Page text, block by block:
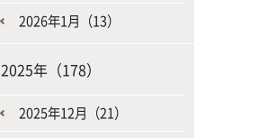
2026年1月（13）
2025年（178）
2025年12月（21）